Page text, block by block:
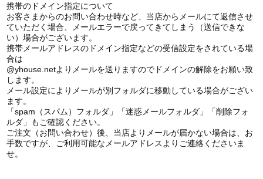
携帯のドメイン指定について
お客さまからのお問い合わせ時など、当店からメールにて返信させ
ていただく場合、メールエラーで戻ってきてしまう（送信できな
い）場合がございます。
携帯メールアドレスのドメイン指定などの受信設定をされている場
合は
@yhouse.netよりメールを送りますのでドメインの解除をお願い致
します。
メール設定によりメールが別フォルダに移動している場合がござい
ます。
「spam（スパム）フォルダ」「迷惑メールフォルダ」「削除フォ
ルダ」もご確認ください。
ご注文（お問い合わせ）後、当店よりメールが届かない場合は、お
手数ですが、ご利用可能なメールアドレスよりご連絡くださいま
せ。